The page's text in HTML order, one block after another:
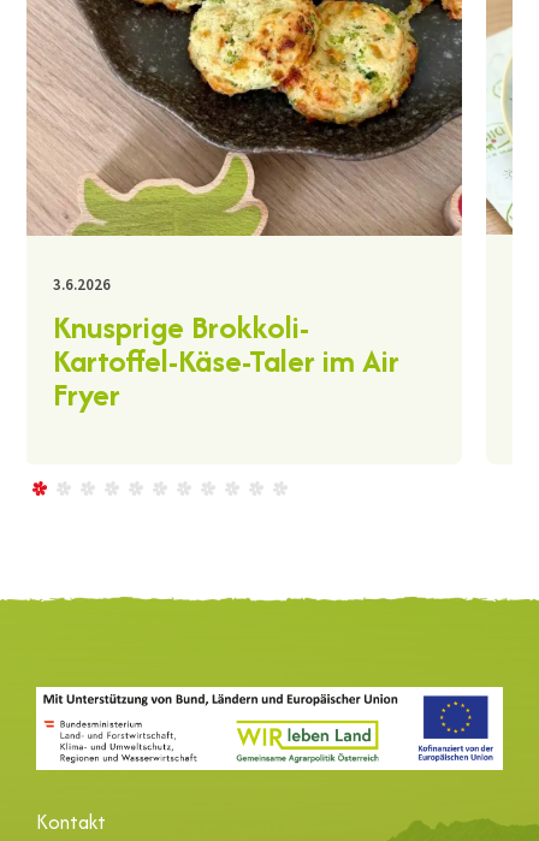
3.6.2026
Knusprige Brokkoli-
Kartoffel-Käse-Taler im Air
Fryer
Kontakt